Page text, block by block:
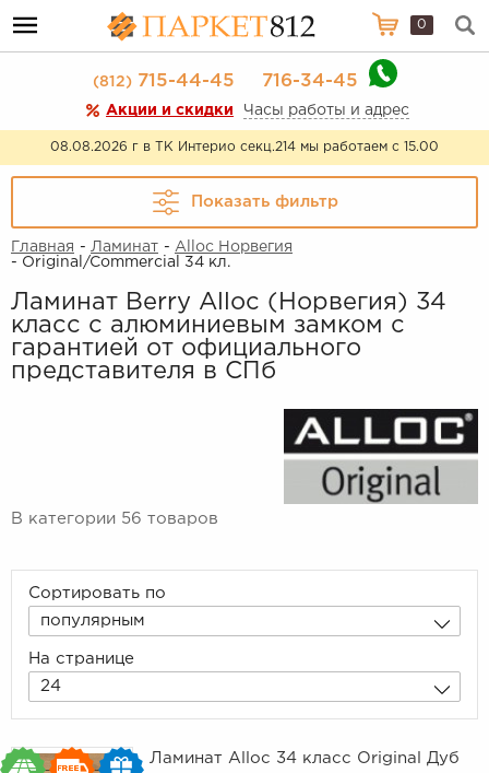
0
(812)715-44-45 716-34-45
Акции и скидки Часы работы и адрес
08.08.2026 г в ТК Интерио секц.214 мы работаем с 15.00
Показать фильтр
Главная - Ламинат - Alloc Норвегия
- Original/Commercial 34 кл.
Ламинат Berry Alloc (Норвегия) 34
класс с алюминиевым замком c
гарантией от официального
представителя в СПб
В категории 56 товаров
Сортировать по
популярным
На странице
24
Ламинат Alloc 34 класс Original Дуб